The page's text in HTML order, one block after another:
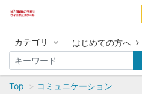
カテゴリ はじめての方へ
Top
コミュニケーション